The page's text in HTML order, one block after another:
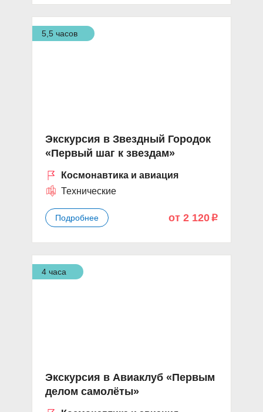
5,5 часов
Экскурсия в Звездный Городок
«Первый шаг к звездам»
Космонавтика и авиация
Технические
Подробнее от 2 120 p
4 часа
Экскурсия в Авиаклуб «Первым
делом самолёты»